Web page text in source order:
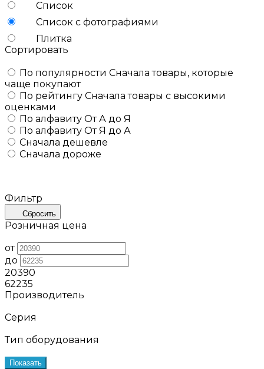
Список
Список с фотографиями
Плитка
Сортировать
По популярности Сначала товары, которые
чаще покупают
По рейтингу Сначала товары с высокими
оценками
По алфавиту От А до Я
По алфавиту От Я до А
Сначала дешевле
Сначала дороже
Фильтр
Сбросить
Розничная цена
от
до
20390
62235
Производитель
Серия
Тип оборудования
Показать